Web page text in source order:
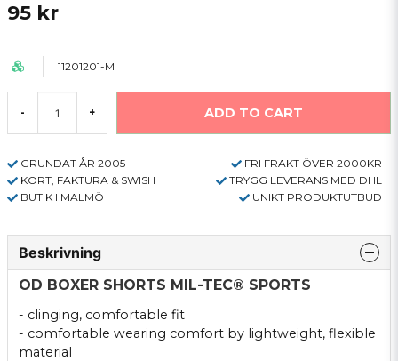
95 kr
11201201-M
- + ADD TO CART
GRUNDAT ÅR 2005
FRI FRAKT ÖVER 2000KR
KORT, FAKTURA & SWISH
TRYGG LEVERANS MED DHL
BUTIK I MALMÖ
UNIKT PRODUKTUTBUD
Beskrivning
OD BOXER SHORTS MIL-TEC® SPORTS
- clinging, comfortable fit
- comfortable wearing comfort by lightweight, flexible
material